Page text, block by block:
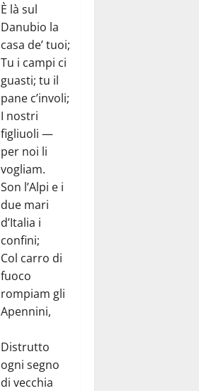
È là sul
Danubio la
casa de’ tuoi;
Tu i campi ci
guasti; tu il
pane c’involi;
I nostri
figliuoli —
per noi li
vogliam.
Son l’Alpi e i
due mari
d’Italia i
confini;
Col carro di
fuoco
rompiam gli
Apennini,
Distrutto
ogni segno
di vecchia